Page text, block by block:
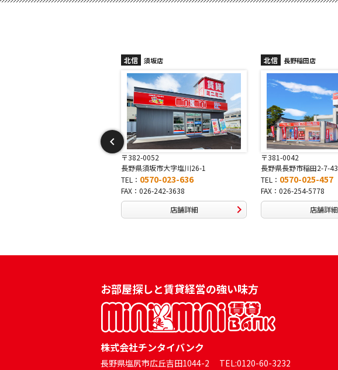
北信 長野稲田店
〒381-0042
長野県長野市稲田2-7-43
TEL： 0570-025-457
FAX：026-254-5778
店舗詳細
北信 長野高田店
〒381-0034
長野県長野市高田1307-1
TEL： 0570-067-677
FAX：026-267-6778
店舗詳細
お部屋探しと賃貸経営の強い味方
株式会社チンタイバンク
長野県塩尻市広丘吉田1044-2 TEL:0120-60-3232